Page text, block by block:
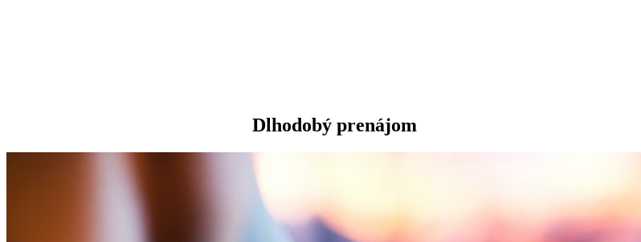
Dlhodobý prenájom